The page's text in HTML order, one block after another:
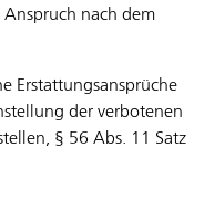
Anspruch nach dem
Erstattungsansprüche
der verbotenen
§ 56 Abs. 11 Satz